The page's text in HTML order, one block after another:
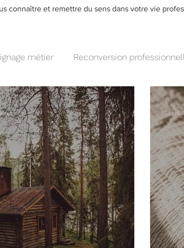
connaître et remettre du sens dans votre vie
métier Reconversion
Bien-être au travail Personnes discrètes
15 juil.